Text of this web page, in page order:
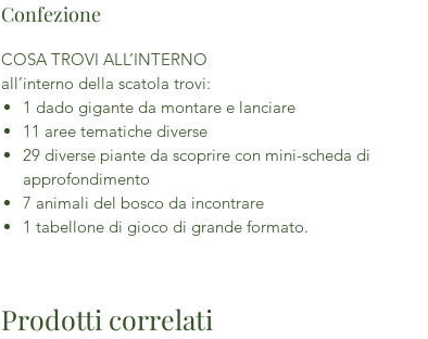
Confezione
COSA TROVI ALL’INTERNO
all’interno della scatola trovi:
1 dado gigante da montare e lanciare
11 aree tematiche diverse
29 diverse piante da scoprire con mini-scheda di
approfondimento
7 animali del bosco da incontrare
1 tabellone di gioco di grande formato.
Prodotti correlati